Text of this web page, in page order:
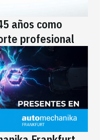
años como
profesional